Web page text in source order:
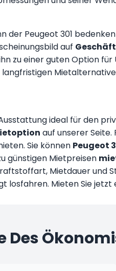
Peugeot 301
auf
zu einer guten Option
langfristigen
ideal für den
auf unserer Seite.
Sie können Peugeot
günstigen Mietpreisen
Mietdauer und
Mieten Sie jetzt
Des